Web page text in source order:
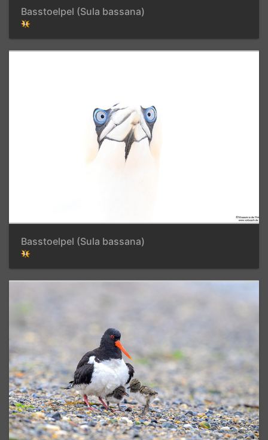
Basstoelpel (Sula bassana)
Basstoelpel (Sula bassana)